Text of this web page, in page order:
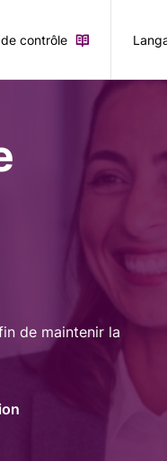
contrôle
de maintenir la